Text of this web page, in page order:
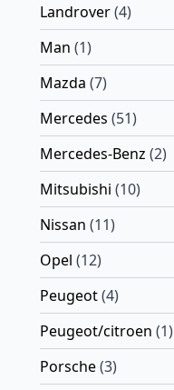
Landrover(4)
Man (1)
Mazda (7)
Mercedes (51)
Mercedes-Benz (2)
Mitsubishi (10)
Nissan (11)
Opel (12)
Peugeot(4)
Peugeot/citroen (1)
Porsche(3)